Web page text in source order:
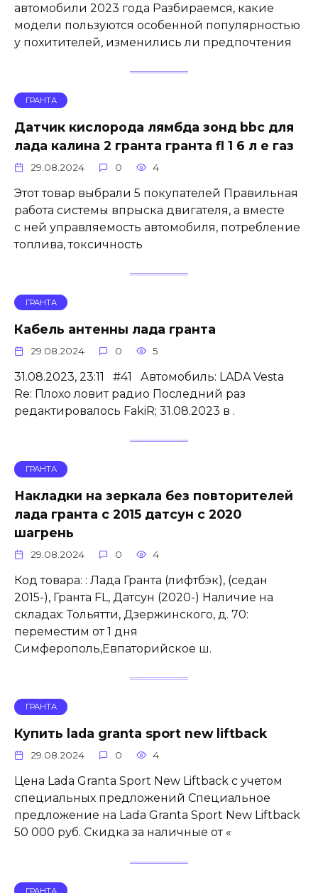
автомобили 2023 года Разбираемся, какие
модели пользуются особенной популярностью
у похитителей, изменились ли предпочтения
ГРАНТА
Датчик кислорода лямбда зонд bbc для
лада калина 2 гранта гранта fl 1 6 л е газ
29.08.2024 0 4
Этот товар выбрали 5 покупателей Правильная
работа системы впрыска двигателя, а вместе
с ней управляемость автомобиля, потребление
топлива, токсичность
ГРАНТА
Кабель антенны лада гранта
29.08.2024 0 5
31.08.2023, 23:11 #41 Автомобиль: LADA Vesta
Re: Плохо ловит радио Последний раз
редактировалось FakiR; 31.08.2023 в .
ГРАНТА
Накладки на зеркала без повторителей
лада гранта с 2015 датсун с 2020
шагрень
29.08.2024 0 4
Код товара: : Лада Гранта (лифтбэк), (седан
2015-), Гранта FL, Датсун (2020-) Наличие на
складах: Тольятти, Дзержинского, д. 70:
переместим от 1 дня
Симферополь,Евпаторийское ш.
ГРАНТА
Купить lada granta sport new liftback
29.08.2024 0 4
Цена Lada Granta Sport New Liftback с учетом
специальных предложений Специальное
предложение на Lada Granta Sport New Liftback
50 000 руб. Скидка за наличные от «
ГРАНТА